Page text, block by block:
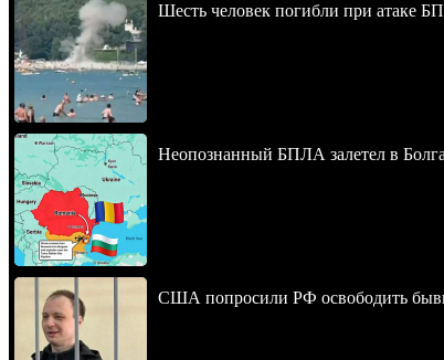
Шесть человек погибли при атаке
Неопознанный БПЛА залетел в
США попросили РФ освободить